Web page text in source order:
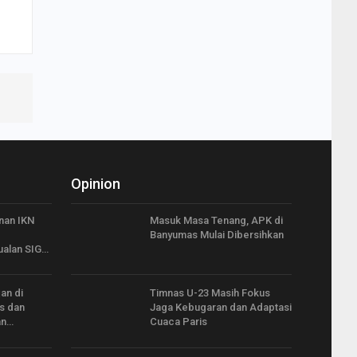
IKN
SIG…
di
dan
Opinion
Masuk Masa Tenang, APK di
Banyumas Mulai Dibersihkan
Timnas U-23 Masih Fokus
Jaga Kebugaran dan Adaptasi
Cuaca Paris